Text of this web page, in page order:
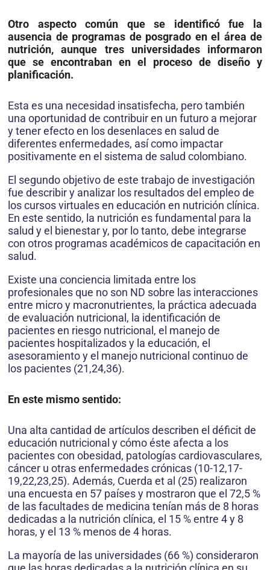
Otro aspecto común que se identificó fue la
ausencia de programas de posgrado en el área de
nutrición, aunque tres universidades informaron
que se encontraban en el proceso de diseño y
planificación.
Esta es una necesidad insatisfecha, pero también
una oportunidad de contribuir en un futuro a mejorar
y tener efecto en los desenlaces en salud de
diferentes enfermedades, así como impactar
positivamente en el sistema de salud colombiano.
El segundo objetivo de este trabajo de investigación
fue describir y analizar los resultados del empleo de
los cursos virtuales en educación en nutrición clínica.
En este sentido, la nutrición es fundamental para la
salud y el bienestar y, por lo tanto, debe integrarse
con otros programas académicos de capacitación en
salud.
Existe una conciencia limitada entre los
profesionales que no son ND sobre las interacciones
entre micro y macronutrientes, la práctica adecuada
de evaluación nutricional, la identificación de
pacientes en riesgo nutricional, el manejo de
pacientes hospitalizados y la educación, el
asesoramiento y el manejo nutricional continuo de
los pacientes (21,24,36).
En este mismo sentido:
Una alta cantidad de artículos describen el déficit de
educación nutricional y cómo éste afecta a los
pacientes con obesidad, patologías cardiovasculares,
cáncer u otras enfermedades crónicas (10-12,17-
19,22,23,25). Además, Cuerda et al (25) realizaron
una encuesta en 57 países y mostraron que el 72,5 %
de las facultades de medicina tenían más de 8 horas
dedicadas a la nutrición clínica, el 15 % entre 4 y 8
horas, y el 13 % menos de 4 horas.
La mayoría de las universidades (66 %) consideraron